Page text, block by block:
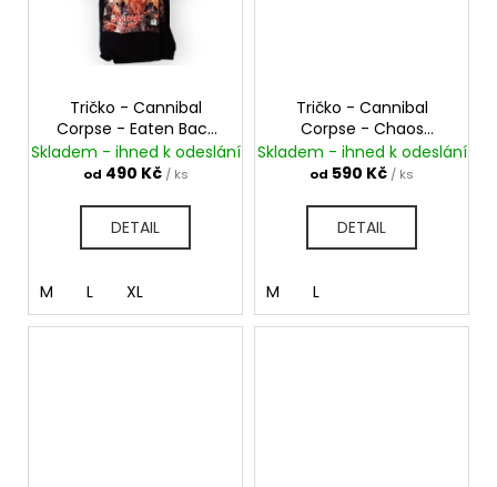
Tričko - Cannibal
Corpse - Eaten Back
to Life
Skladem - ihned k odeslání
od 490 Kč / ks
DETAIL
M L XL
Tričko - Cannibal
Corpse - Chaos
Horrific
Skladem - ihned k odeslání
od 590 Kč / ks
DETAIL
M L